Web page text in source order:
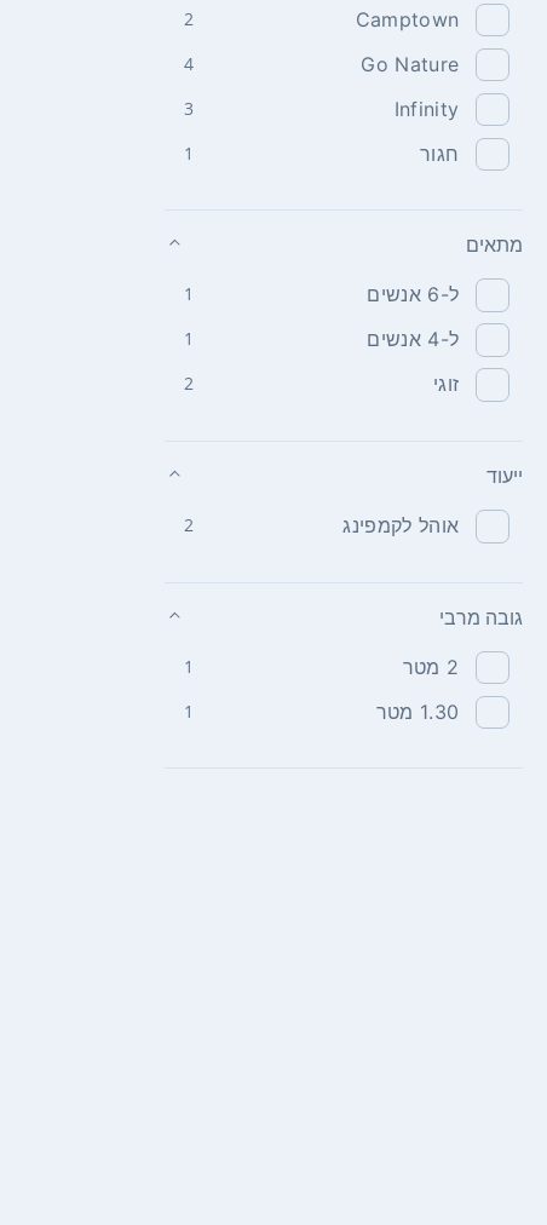
Camptown
2
Go Nature
4
Infinity
3
חגור 1
מתאים
ל-6 אנשים 1
ל-4 אנשים 1
זוגי 2
ייעוד
אוהל לקמפינג 2
גובה מרבי
2‏ מטר 1
1.30‏ מטר 1